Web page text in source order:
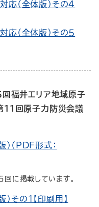
応（全体版）その４
応（全体版）その５
回福井エリア地域原子
11回原子力防災会議
（PDF形式：
に掲載しています。
その１【印刷用】